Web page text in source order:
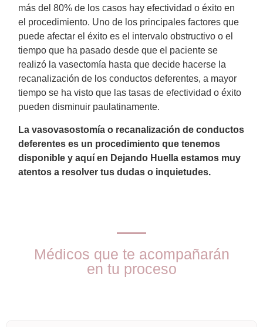
más del 80% de los casos hay efectividad o éxito en
el procedimiento. Uno de los principales factores que
puede afectar el éxito es el intervalo obstructivo o el
tiempo que ha pasado desde que el paciente se
realizó la vasectomía hasta que decide hacerse la
recanalización de los conductos deferentes, a mayor
tiempo se ha visto que las tasas de efectividad o éxito
pueden disminuir paulatinamente.
La vasovasostomía o recanalización de conductos
deferentes es un procedimiento que tenemos
disponible y aquí en Dejando Huella estamos muy
atentos a resolver tus dudas o inquietudes.
Médicos que te acompañarán
en tu proceso